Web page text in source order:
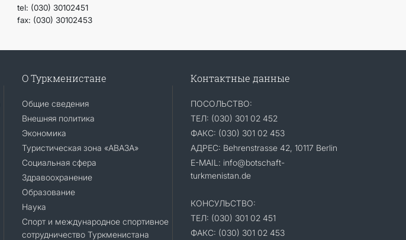
tel: (030) 30102451
fax: (030) 30102453
О Туркменистане
Общие сведения
Внешняя политика
Экономика
Туристическая зона «АВАЗА»
Социальная сфера
Здравоохранение
Образование
Наука
Спорт и международное спортивное
сотрудничество Туркменистана
Контактные данные
ПОСОЛЬСТВО:
ТЕЛ: (030) 301 02 452
ФАКС: (030) 301 02 453
АДРЕС: Behrenstrasse 42, 10117 Berlin
E-MAIL: info@botschaft-
turkmenistan.de
КОНСУЛЬСТВО:
ТЕЛ: (030) 301 02 451
ФАКС: (030) 301 02 453